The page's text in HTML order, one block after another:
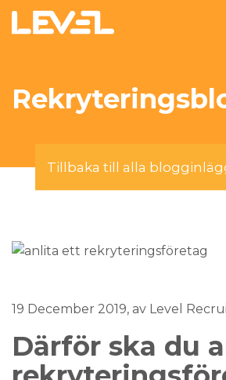
Tillbaka till alla
19 December 2019, av Level
Därför ska du